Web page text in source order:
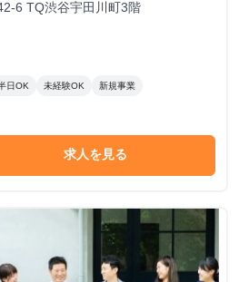
6 TQ渋谷宇田川町3階
日OK 未経験OK 新規事業
求人を見る